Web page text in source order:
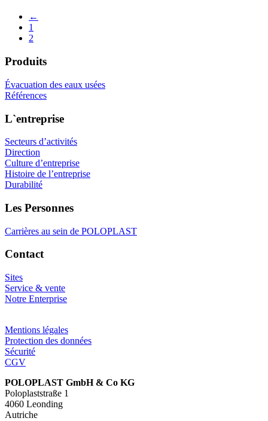
←
1
2
Produits
Évacuation des eaux usées
Références
L`entreprise
Secteurs d’activités
Direction
Culture d’entreprise
Histoire de l’entreprise
Durabilité
Les Personnes
Carrières au sein de POLOPLAST
Contact
Sites
Service & vente
Notre Enterprise
Mentions légales
Protection des données
Sécurité
CGV
POLOPLAST GmbH & Co KG
Poloplaststraße 1
4060 Leonding
Autriche